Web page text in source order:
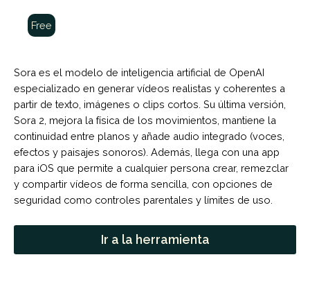
Free
Sora es el modelo de inteligencia artificial de OpenAI
especializado en generar vídeos realistas y coherentes a
partir de texto, imágenes o clips cortos. Su última versión,
Sora 2, mejora la física de los movimientos, mantiene la
continuidad entre planos y añade audio integrado (voces,
efectos y paisajes sonoros). Además, llega con una app
para iOS que permite a cualquier persona crear, remezclar
y compartir vídeos de forma sencilla, con opciones de
seguridad como controles parentales y límites de uso.
Ir a la herramienta